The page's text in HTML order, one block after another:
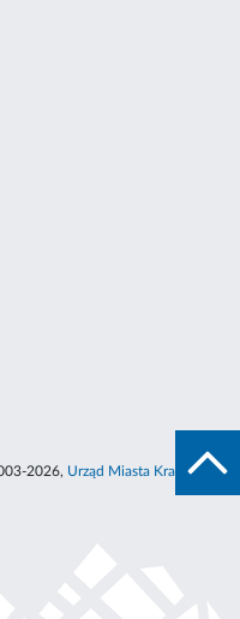
2026, Urząd Miasta Krakowa